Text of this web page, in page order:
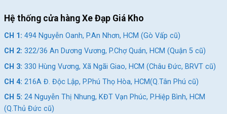
Hệ thống cửa hàng Xe Đạp Giá Kho
CH 1: 494 Nguyễn Oanh, P.An Nhơn, HCM (Gò Vấp cũ)
CH 2: 322/36 An Dương Vương, P.Chợ Quán, HCM (Quận 5 cũ)
CH 3: 330 Hùng Vương, Xã Ngãi Giao, HCM (Châu Đức, BRVT cũ)
CH 4: 216A Đ. Độc Lập, P.Phú Thọ Hòa, HCM(Q.Tân Phú cũ)
CH 5: 24 Nguyễn Thị Nhung, KĐT Vạn Phúc, P.Hiệp Bình, HCM
(Q.Thủ Đức cũ)